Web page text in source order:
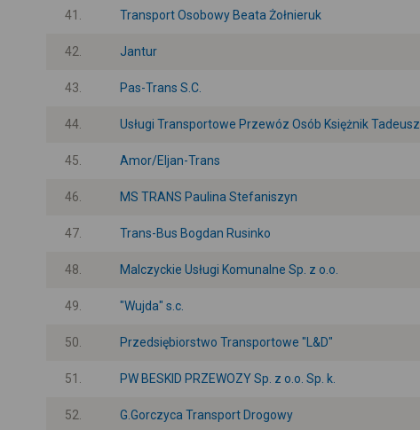
41. Transport Osobowy Beata Żołnieruk
42. Jantur
43. Pas-Trans S.C.
44. Usługi Transportowe Przewóz Osób Księżnik Tadeusz
45. Amor/Eljan-Trans
46. MS TRANS Paulina Stefaniszyn
47. Trans-Bus Bogdan Rusinko
48. Malczyckie Usługi Komunalne Sp. z o.o.
49. "Wujda" s.c.
50. Przedsiębiorstwo Transportowe "L&D"
51. PW BESKID PRZEWOZY Sp. z o.o. Sp. k.
52. G.Gorczyca Transport Drogowy